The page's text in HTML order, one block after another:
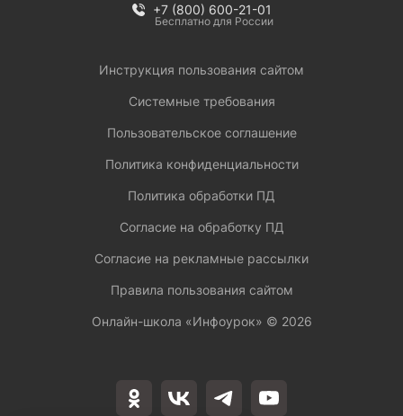
+7 (800) 600-21-01
Бесплатно для России
Инструкция пользования сайтом
Системные требования
Пользовательское соглашение
Политика конфиденциальности
Политика обработки ПД
Согласие на обработку ПД
Согласие на рекламные рассылки
Правила пользования сайтом
Онлайн-школа «Инфоурок» © 2026